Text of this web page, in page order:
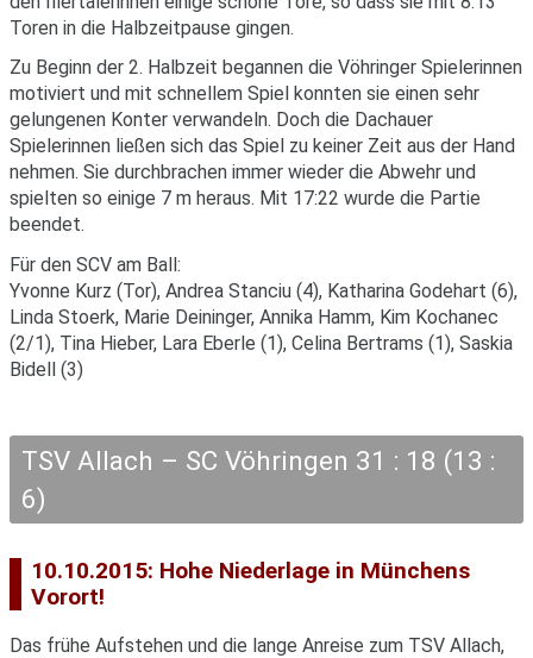
Toren in die Halbzeitpause gingen.
Zu Beginn der 2. Halbzeit begannen die Vöhringer Spielerinnen
motiviert und mit schnellem Spiel konnten sie einen sehr
gelungenen Konter verwandeln. Doch die Dachauer
Spielerinnen ließen sich das Spiel zu keiner Zeit aus der Hand
nehmen. Sie durchbrachen immer wieder die Abwehr und
spielten so einige 7 m heraus. Mit 17:22 wurde die Partie
beendet.
Für den SCV am Ball:
Yvonne Kurz (Tor), Andrea Stanciu (4), Katharina Godehart (6),
Linda Stoerk, Marie Deininger, Annika Hamm, Kim Kochanec
(2/1), Tina Hieber, Lara Eberle (1), Celina Bertrams (1), Saskia
Bidell (3)
TSV Allach – SC Vöhringen 31 : 18 (13 :
6)
10.10.2015: Hohe Niederlage in Münchens
Vorort!
Das frühe Aufstehen und die lange Anreise zum TSV Allach,